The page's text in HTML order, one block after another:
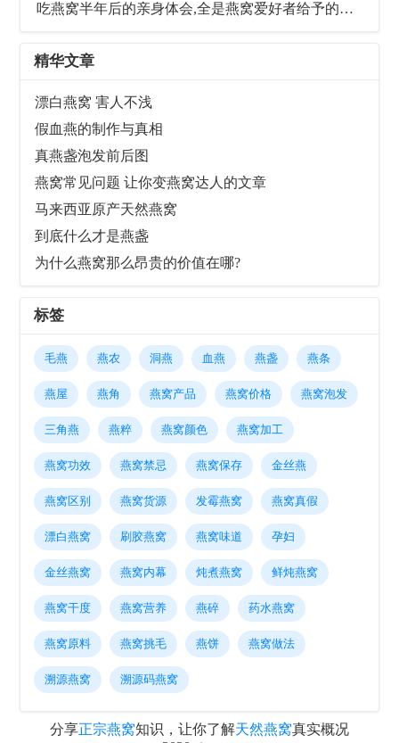
吃燕窝半年后的亲身体会,全是燕窝爱好者给予的真实反馈
精华文章
漂白燕窝 害人不浅
假血燕的制作与真相
真燕盏泡发前后图
燕窝常见问题 让你变燕窝达人的文章
马来西亚原产天然燕窝
到底什么才是燕盏
为什么燕窝那么昂贵的价值在哪?
标签
毛燕 燕农 洞燕 血燕 燕盏 燕条
燕屋 燕角 燕窝产品 燕窝价格 燕窝泡发
三角燕 燕粹 燕窝颜色 燕窝加工
燕窝功效 燕窝禁忌 燕窝保存 金丝燕
燕窝区别 燕窝货源 发霉燕窝 燕窝真假
漂白燕窝 刷胶燕窝 燕窝味道 孕妇
金丝燕窝 燕窝内幕 炖煮燕窝 鲜炖燕窝
燕窝干度 燕窝营养 燕碎 药水燕窝
燕窝原料 燕窝挑毛 燕饼 燕窝做法
溯源燕窝 溯源码燕窝
分享正宗燕窝知识，让你了解天然燕窝真实概况